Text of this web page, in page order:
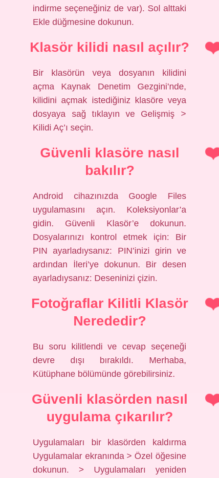
indirme seçeneğiniz de var). Sol alttaki
Ekle düğmesine dokunun.
Klasör kilidi nasıl açılır?
Bir klasörün veya dosyanın kilidini
açma Kaynak Denetim Gezgini’nde,
kilidini açmak istediğiniz klasöre veya
dosyaya sağ tıklayın ve Gelişmiş >
Kilidi Aç’ı seçin.
Güvenli klasöre nasıl
bakılır?
Android cihazınızda Google Files
uygulamasını açın. Koleksiyonlar’a
gidin. Güvenli Klasör’e dokunun.
Dosyalarınızı kontrol etmek için: Bir
PIN ayarladıysanız: PIN’inizi girin ve
ardından İleri’ye dokunun. Bir desen
ayarladıysanız: Deseninizi çizin.
Fotoğraflar Kilitli Klasör
Nerededir?
Bu soru kilitlendi ve cevap seçeneği
devre dışı bırakıldı. Merhaba,
Kütüphane bölümünde görebilirsiniz.
Güvenli klasörden nasıl
uygulama çıkarılır?
Uygulamaları bir klasörden kaldırma
Uygulamalar ekranında > Özel öğesine
dokunun. > Uygulamaları yeniden